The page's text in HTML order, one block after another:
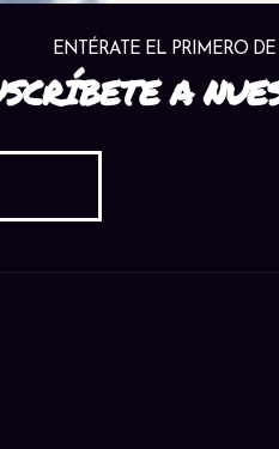
ENTÉRATE EL PRIMERO
A